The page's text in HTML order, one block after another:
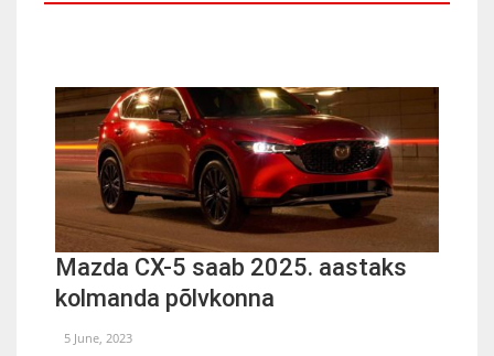
Mazda CX-5 saab 2025. aastaks
kolmanda põlvkonna
5 June, 2023